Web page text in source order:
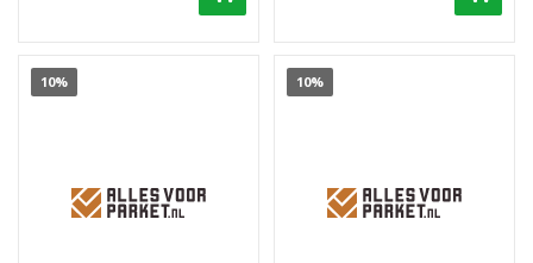
10% 10%